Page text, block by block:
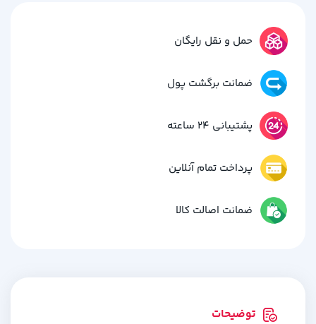
حمل و نقل رایگان
ضمانت برگشت پول
پشتیبانی 24 ساعته
پرداخت تمام آنلاین
ضمانت اصالت کالا
توضیحات